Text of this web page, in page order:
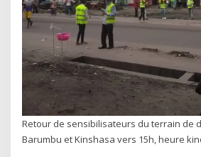
Retour de sensibilisateurs du terrain de
Barumbu et Kinshasa vers 15h, heure